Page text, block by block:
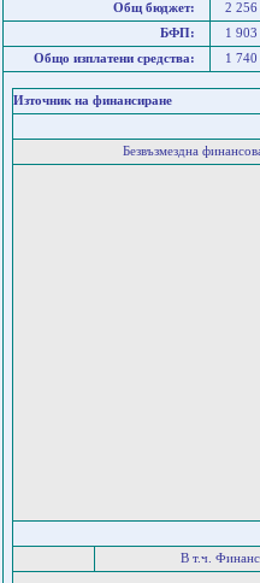
Общ бюджет:
2 256
БФП:
1
Общо изплатени средства:
1
Източник на финансиране
Безвъзмездна
В т.ч.